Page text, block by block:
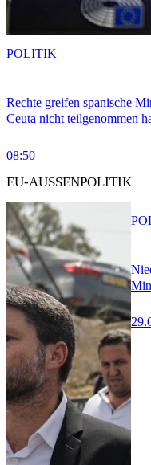
Rechte greifen spanische
Ceuta nicht teilgenommen
08:50
POLITIK
EU-AUSSENPOLITIK